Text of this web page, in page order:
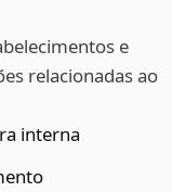
e
relacionadas ao
interna